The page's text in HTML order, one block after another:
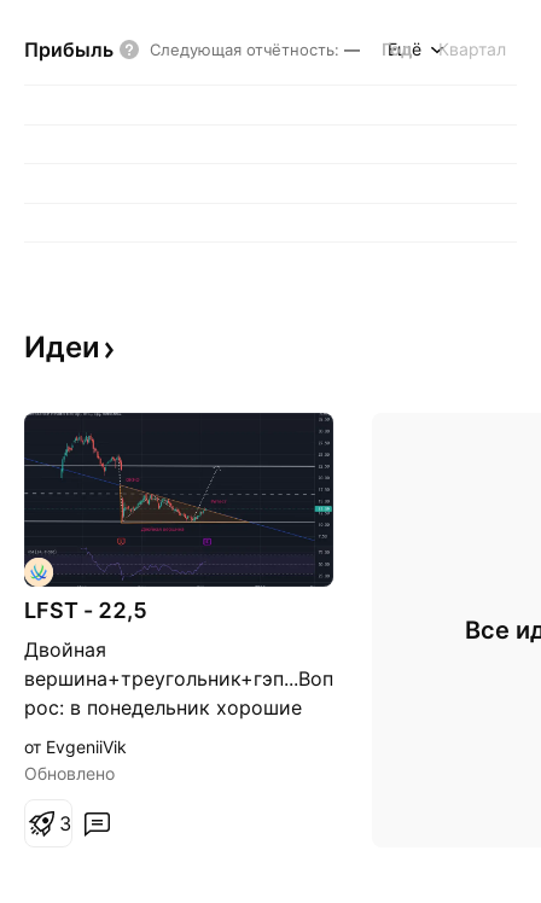
Прибыль Следующая отчётность: — Год Квартал
Ещё
Идеи
LFST - 22,5
Двойная
вершина+треугольник+гэп...Воп
рос: в понедельник хорошие
новости??? Цель 22,5 Решение
каждый принимает сам!!!
от EvgeniiVik
Обновлено
3
Все